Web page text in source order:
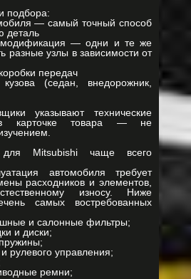
подбора:
— самый точный способ
деталь
— одни и те же
разные узлы в зависимости от
передач
(седан, внедорожник,
указывают технические
в карточке товара — не
для Mitsubishi чаще всего
автомобиля требует
расходников и элементов,
износу. Ниже
самых востребованных
и салонные фильтры;
и диски;
рулевого управления;
ремни;